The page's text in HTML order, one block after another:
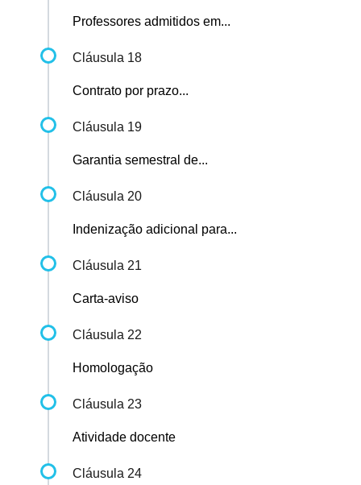
Professores admitidos em...
Cláusula 18
Contrato por prazo...
Cláusula 19
Garantia semestral de...
Cláusula 20
Indenização adicional para...
Cláusula 21
Carta-aviso
Cláusula 22
Homologação
Cláusula 23
Atividade docente
Cláusula 24